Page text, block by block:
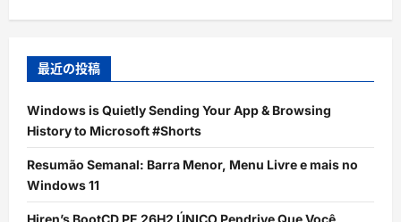
最近の投稿
Windows is Quietly Sending Your App & Browsing
History to Microsoft #Shorts
Resumão Semanal: Barra Menor, Menu Livre e mais no
Windows 11
Hiren’s BootCD PE 26H2 ÚNICO Pendrive Que Você